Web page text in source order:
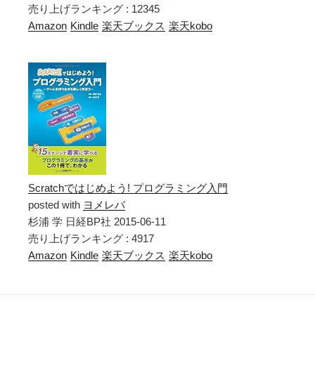
売り上げランキング : 12345
Amazon Kindle 楽天ブックス 楽天kobo
Scratchではじめよう! プログラミング入門
posted with ヨメレバ
杉浦 学 日経BP社 2015-06-11
売り上げランキング : 4917
Amazon Kindle 楽天ブックス 楽天kobo